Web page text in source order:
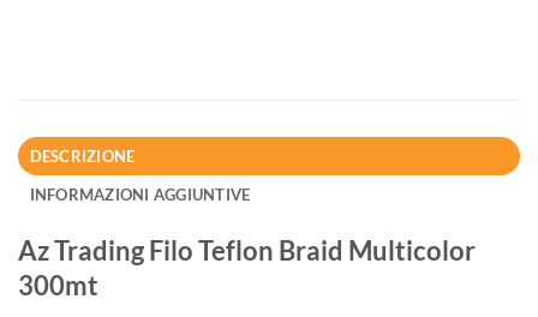
DESCRIZIONE
INFORMAZIONI AGGIUNTIVE
Az Trading Filo Teflon Braid Multicolor
300mt